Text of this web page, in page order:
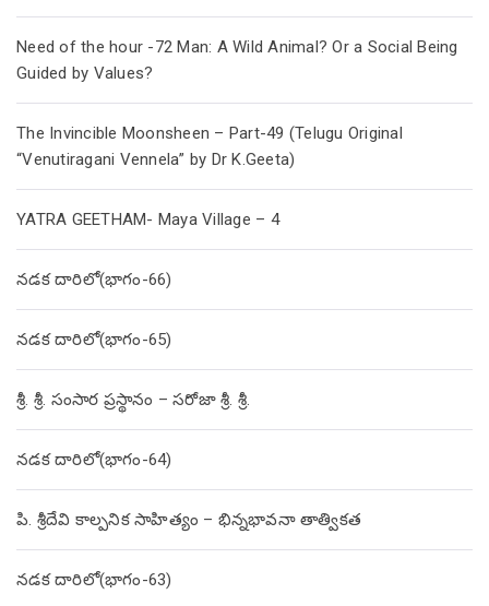
Need of the hour -72 Man: A Wild Animal? Or a Social Being
Guided by Values?
The Invincible Moonsheen – Part-49 (Telugu Original
“Venutiragani Vennela” by Dr K.Geeta)
YATRA GEETHAM- Maya Village – 4
నడక దారిలో(భాగం-66)
నడక దారిలో(భాగం-65)
శ్రీ. శ్రీ. సంసార ప్రస్థానం – సరోజా శ్రీ. శ్రీ.
నడక దారిలో(భాగం-64)
పి. శ్రీదేవి కాల్పనిక సాహిత్యం – భిన్నభావనా తాత్వికత
నడక దారిలో(భాగం-63)